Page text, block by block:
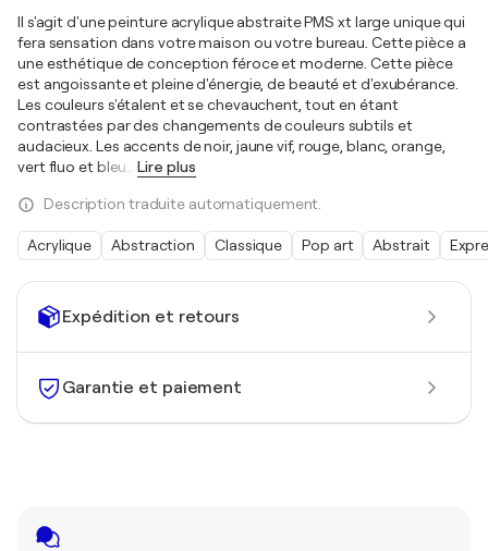
Expédition et retours
Garantie et paiement
Il s'agit d'une peinture acrylique abstraite PMS xt large unique qui
fera sensation dans votre maison ou votre bureau. Cette pièce a
une esthétique de conception féroce et moderne. Cette pièce
est angoissante et pleine d'énergie, de beauté et d'exubérance.
Les couleurs s'étalent et se chevauchent, tout en étant
contrastées par des changements de couleurs subtils et
audacieux. Les accents de noir, jaune vif, rouge, blanc, orange,
vert fluo et bleu… Lire plus
Description traduite automatiquement.
Acrylique Abstraction Classique Pop art Abstrait